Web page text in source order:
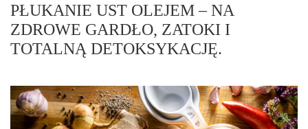
PŁUKANIE UST OLEJEM – NA
ZDROWE GARDŁO, ZATOKI I
TOTALNĄ DETOKSYKACJĘ.